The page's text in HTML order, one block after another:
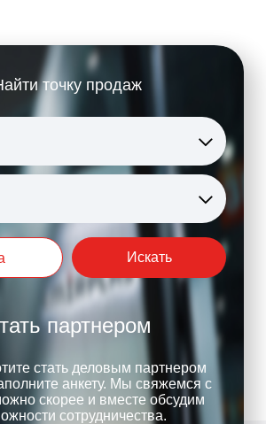
точку продаж
Искать
партнером
стать деловым партнером
анкету. Мы свяжемся с
скорее и вместе обсудим
сотрудничества.